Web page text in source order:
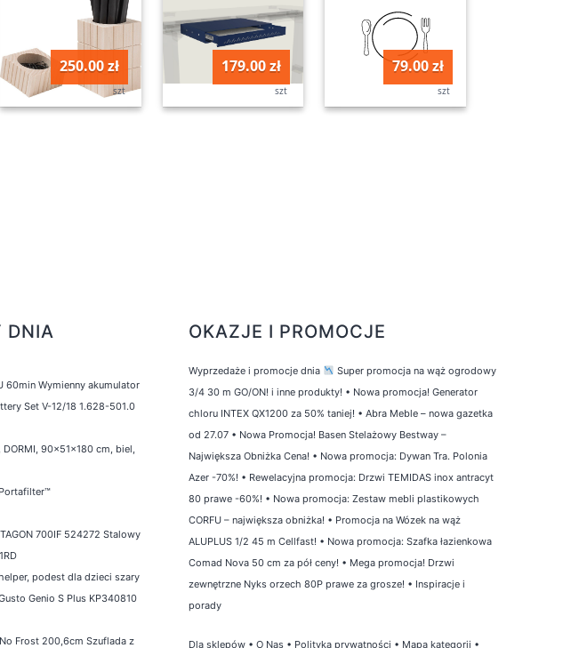
250.00 zł
szt
179.00 zł
szt
79.00 zł
szt
DNIA
60min Wymienny akumulator
Set V-12/18 1.628-501.0
90x51x180 cm, biel,
700IF 524272 Stalowy
podest dla dzieci szary
Genio S Plus KP340810
No Frost 200,6cm Szuflada z
OKAZJE I PROMOCJE
Wyprzedaże i promocje dnia
Super promocja na wąż ogrodowy
3/4 30 m GO/ON! i inne produkty! • Nowa promocja! Generator
chloru INTEX QX1200 za 50% taniej! • Abra Meble – nowa gazetka
od 27.07 • Nowa Promocja! Basen Stelażowy Bestway –
Największa Obniżka Cena! • Nowa promocja: Dywan Tra. Polonia
Azer -70%! • Rewelacyjna promocja: Drzwi TEMIDAS inox antracyt
80 prawe -60%! • Nowa promocja: Zestaw mebli plastikowych
CORFU – największa obniżka! • Promocja na Wózek na wąż
ALUPLUS 1/2 45 m Cellfast! • Nowa promocja: Szafka łazienkowa
Comad Nova 50 cm za pół ceny! • Mega promocja! Drzwi
zewnętrzne Nyks orzech 80P prawe za grosze! • Inspiracje i
porady
Dla sklepów • O Nas • Polityka prywatności • Mapa kategorii •